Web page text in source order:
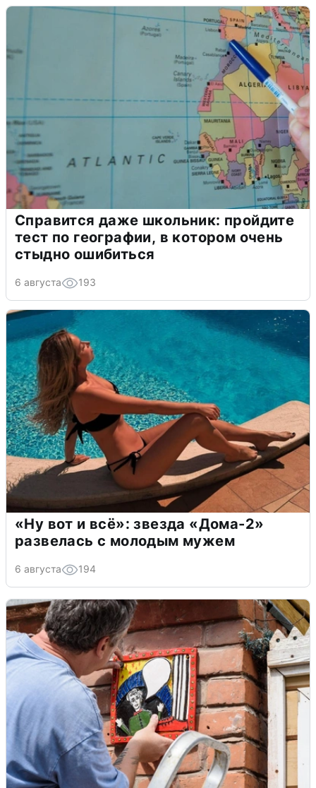
Справится даже школьник: пройдите
тест по географии, в котором очень
стыдно ошибиться
6 августа 193
«Ну вот и всё»: звезда «Дома-2»
развелась с молодым мужем
6 августа 194